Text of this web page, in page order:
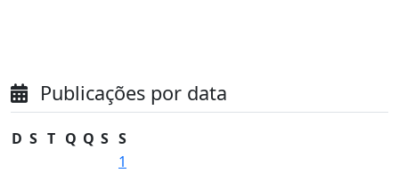
Publicações por data
D S T Q Q S S
1